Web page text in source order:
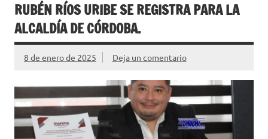
RUBÉN RÍOS URIBE SE REGISTRA PARA LA
ALCALDÍA DE CÓRDOBA.
8 de enero de 2025 Deja un comentario